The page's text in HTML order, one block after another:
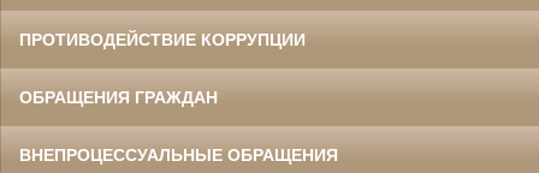
ПРОТИВОДЕЙСТВИЕ КОРРУПЦИИ
ОБРАЩЕНИЯ ГРАЖДАН
ВНЕПРОЦЕССУАЛЬНЫЕ ОБРАЩЕНИЯ